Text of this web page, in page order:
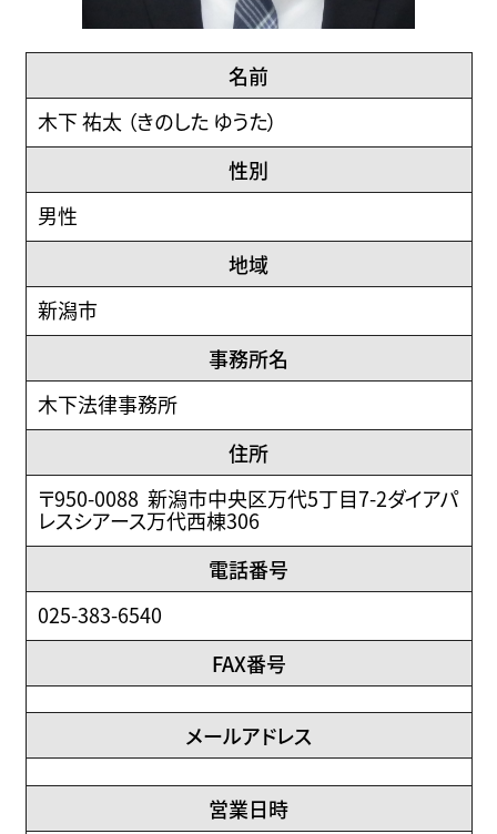
名前
木下 祐太 （きのした ゆうた）
性別
男性
地域
新潟市
事務所名
木下法律事務所
住所
〒950-0088 新潟市中央区万代5丁目7-2ダイアパ
レスシアース万代西棟306
電話番号
025-383-6540
FAX番号
メールアドレス
営業日時